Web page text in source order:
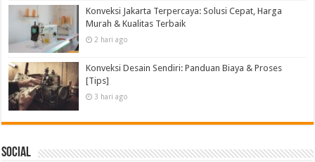
Konveksi Jakarta Terpercaya: Solusi Cepat, Harga
Murah & Kualitas Terbaik
2 hari ago
Konveksi Desain Sendiri: Panduan Biaya & Proses
[Tips]
3 hari ago
Social